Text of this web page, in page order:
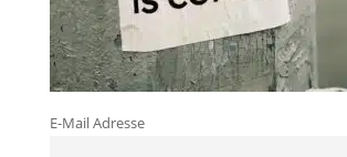
E-Mail Adresse